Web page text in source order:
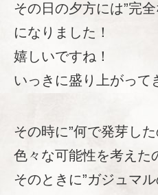
その日の夕方には”完
になりました！
嬉しいですね！
いっきに盛り上がって
その時に”何で発芽した
色々な可能性を考えた
そのときに”ガジュマ